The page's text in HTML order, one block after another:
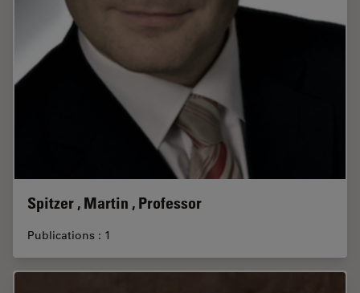
Spitzer , Martin , Professor
Publications : 1